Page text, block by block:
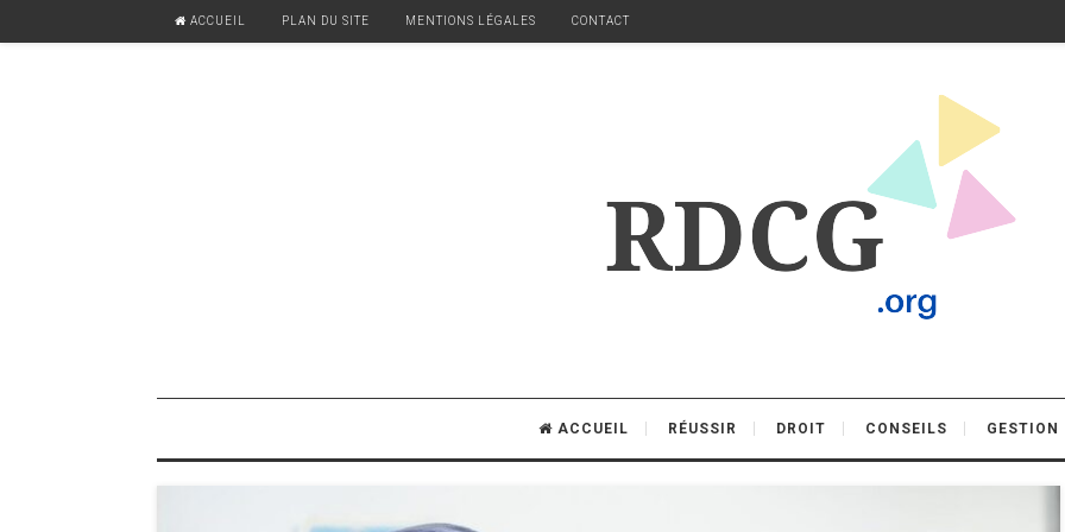
ACCUEIL PLAN DU SITE MENTIONS LÉGALES CONTACT
ACCUEIL RÉUSSIR DROIT CONSEILS GESTION